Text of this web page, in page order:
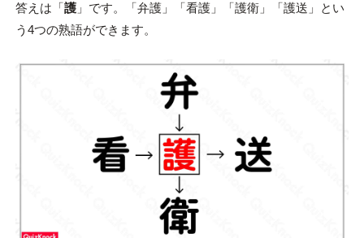
答えは「護」です。「弁護」「看護」「護衛」「護送」とい
う4つの熟語ができます。